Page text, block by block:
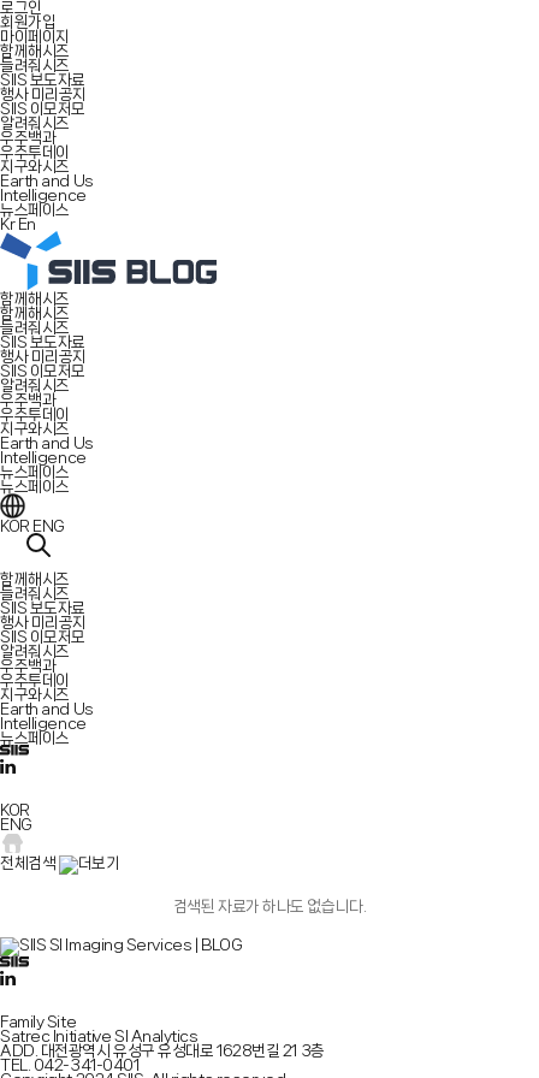
로그인
회원가입
마이페이지
함께해시즈
들려줘시즈
SIIS 보도자료
행사 미리공지
SIIS 이모저모
알려줘시즈
우주백과
우주투데이
지구와시즈
Earth and Us
Intelligence
뉴스페이스
Kr En
함께해시즈
함께해시즈
들려줘시즈
SIIS 보도자료
행사 미리공지
SIIS 이모저모
알려줘시즈
우주백과
우주투데이
지구와시즈
Earth and Us
Intelligence
뉴스페이스
뉴스페이스
KOR ENG
함께해시즈
들려줘시즈
SIIS 보도자료
행사 미리공지
SIIS 이모저모
알려줘시즈
우주백과
우주투데이
지구와시즈
Earth and Us
Intelligence
뉴스페이스
KOR
ENG
전체검색
검색된 자료가 하나도 없습니다.
Family Site
Satrec Initiative SI Analytics
ADD. 대전광역시 유성구 유성대로 1628번길 21 3층
TEL.
042-341-0401